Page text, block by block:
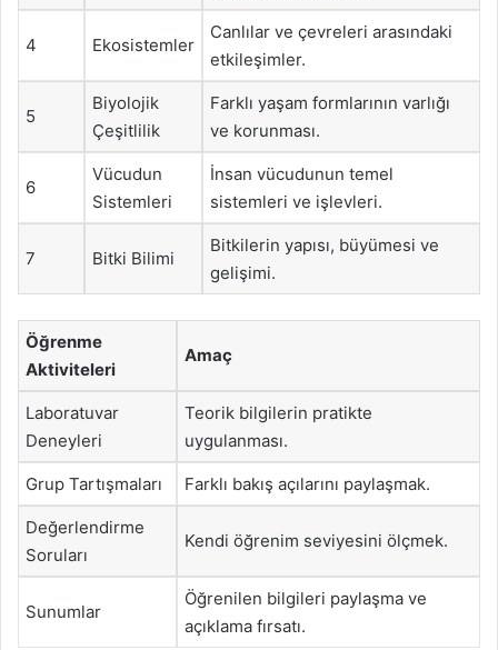
4 Ekosistemler
Canlılar ve çevreleri arasındaki
etkileşimler.
5
Biyolojik
Çeşitlilik
Farklı yaşam formlarının varlığı
ve korunması.
6
Vücudun
Sistemleri
İnsan vücudunun temel
sistemleri ve işlevleri.
7 Bitki Bilimi
Bitkilerin yapısı, büyümesi ve
gelişimi.
Öğrenme
Aktiviteleri
Amaç
Laboratuvar
Deneyleri
Teorik bilgilerin pratikte
uygulanması.
Grup Tartışmaları Farklı bakış açılarını paylaşmak.
Değerlendirme
Soruları
Kendi öğrenim seviyesini ölçmek.
Sunumlar
Öğrenilen bilgileri paylaşma ve
açıklama fırsatı.